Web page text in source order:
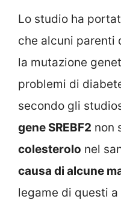
Lo studio ha
che alcuni parenti
la mutazione
problemi di
secondo gli
gene SREBF2 non
colesterolo nel
causa di alcune
legame di questi